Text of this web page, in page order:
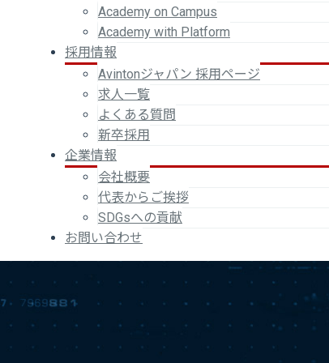
Academy on Campus
Academy with Platform
採用情報
Avintonジャパン 採用ページ
求人一覧
よくある質問
新卒採用
企業情報
会社概要
代表からご挨拶
SDGsへの貢献
お問い合わせ